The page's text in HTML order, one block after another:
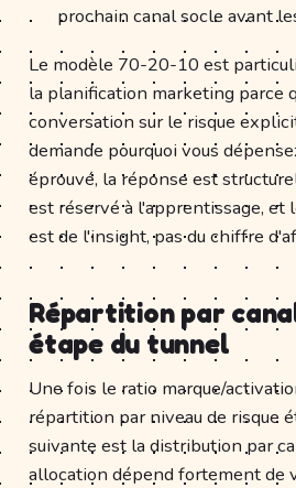
prochain canal socle avant
Le modèle 70-20-10 est
la planification marketing parce
conversation sur le risque
demande pourquoi vous
éprouvé, la réponse est
est réservé à l'apprentissage, et
est de l'insight, pas du chiffre
Répartition par
étape du tunnel
Une fois le ratio marque/
répartition par niveau de risque
suivante est la distribution par
allocation dépend fortement de